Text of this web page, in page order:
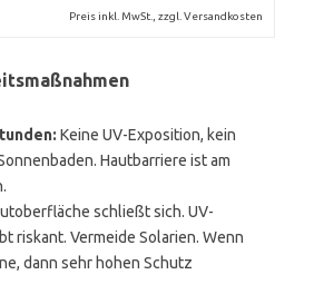
Preis inkl. MwSt., zzgl. Versandkosten
Keine UV-Exposition, kein
Hautbarriere ist am
schließt sich. UV-
riskant. Vermeide Solarien. Wenn
dann sehr hohen Schutz